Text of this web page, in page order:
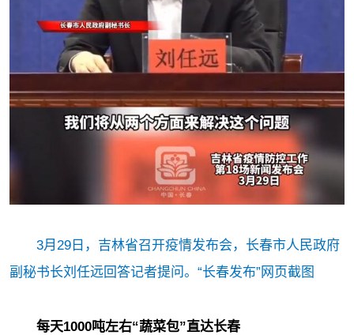
3月29日，吉林省召开疫情发布会，长春市人民政府
副秘书长刘任远回答记者提问。“长春发布”网页截图
每天1000吨左右“蔬菜包”直达长春